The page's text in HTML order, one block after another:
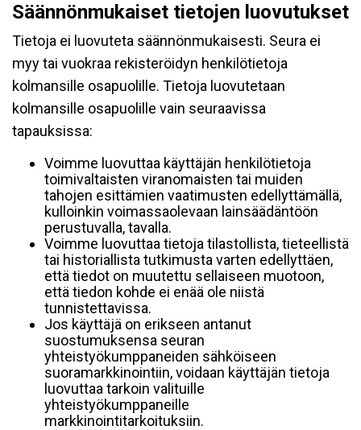
Säännönmukaiset tietojen luovutukset
Tietoja ei luovuteta säännönmukaisesti. Seura ei
myy tai vuokraa rekisteröidyn henkilötietoja
kolmansille osapuolille. Tietoja luovutetaan
kolmansille osapuolille vain seuraavissa
tapauksissa:
Voimme luovuttaa käyttäjän henkilötietoja
toimivaltaisten viranomaisten tai muiden
tahojen esittämien vaatimusten edellyttämällä,
kulloinkin voimassaolevaan lainsäädäntöön
perustuvalla, tavalla.
Voimme luovuttaa tietoja tilastollista, tieteellistä
tai historiallista tutkimusta varten edellyttäen,
että tiedot on muutettu sellaiseen muotoon,
että tiedon kohde ei enää ole niistä
tunnistettavissa.
Jos käyttäjä on erikseen antanut
suostumuksensa seuran
yhteistyökumppaneiden sähköiseen
suoramarkkinointiin, voidaan käyttäjän tietoja
luovuttaa tarkoin valituille
yhteistyökumppaneille
markkinointitarkoituksiin.